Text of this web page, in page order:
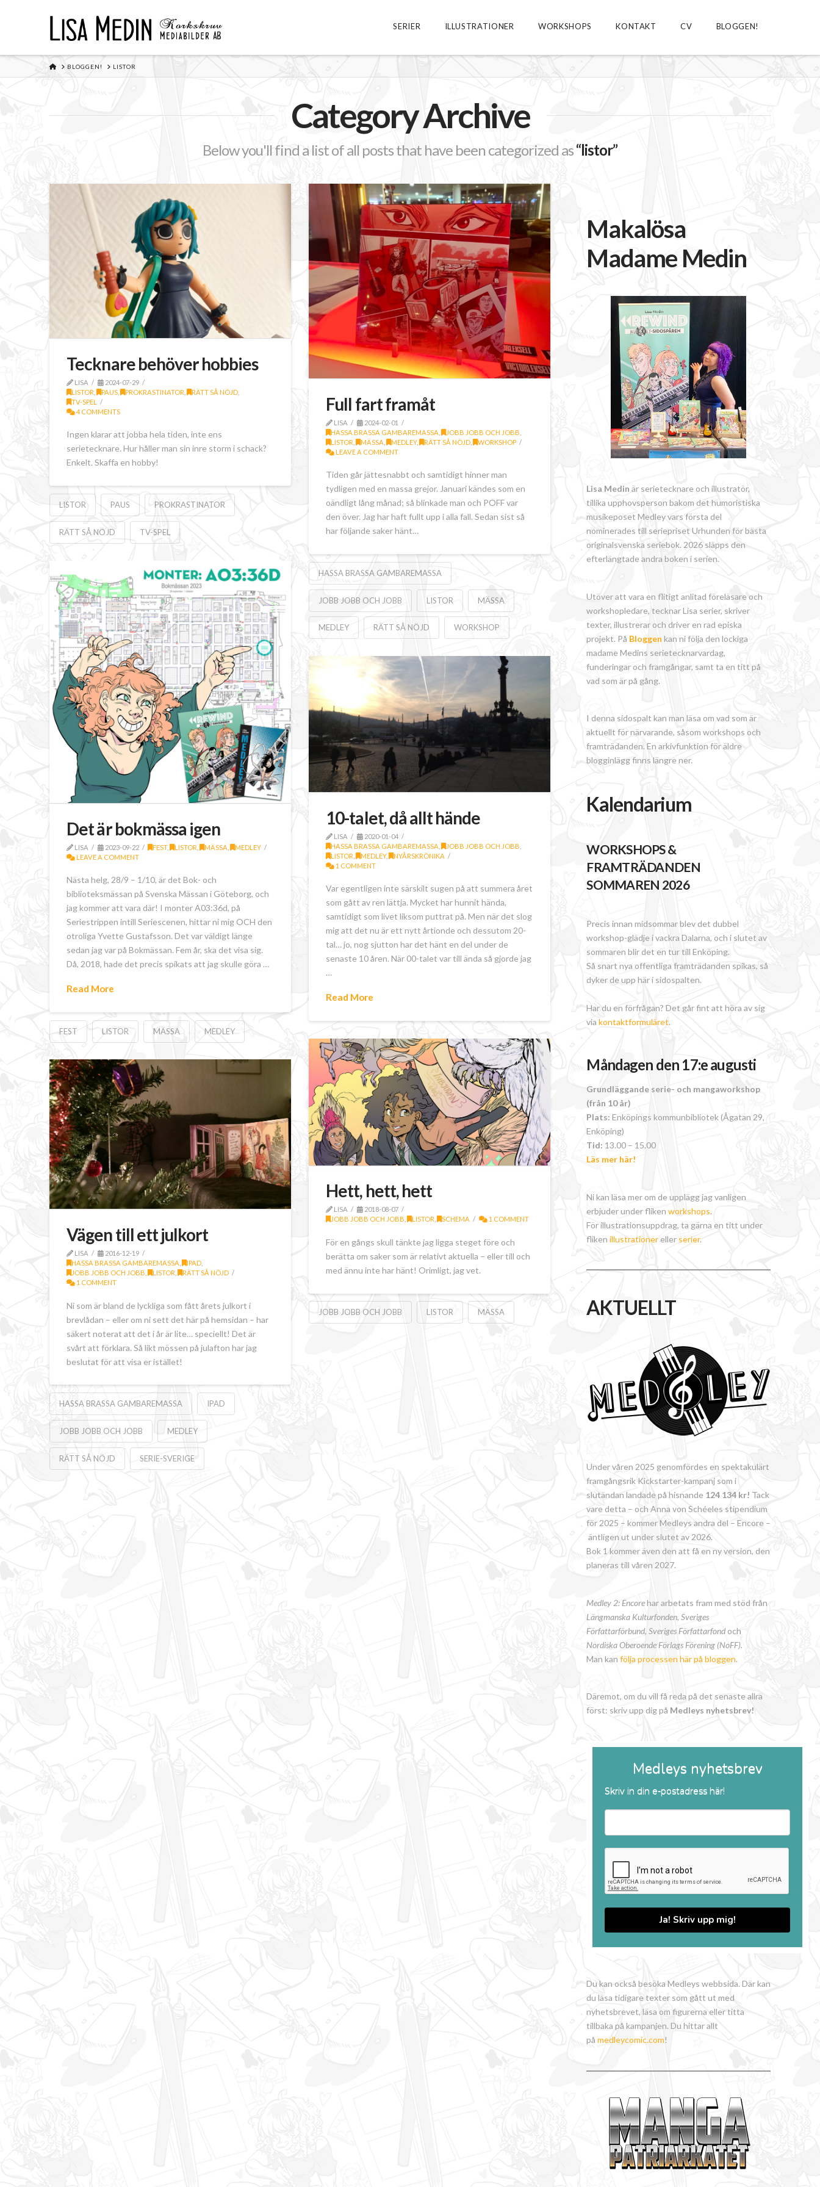
SERIER ILLUSTRATIONER WORKSHOPS KONTAKT CV BLOGGEN!
HOMEBLOGGEN! LISTOR
Category Archive
Below you'll find a list of all posts that have been categorized as“listor”
Tecknare behöver hobbies
LISA
2024-07-29
LISTOR , PAUS , PROKRASTINATOR , RÄTT SÅ NÖJD
TV-SPEL
4 COMMENTS
Ingen klarar att jobba hela tiden, inte ens
serietecknare. Hur håller man sin inre storm i schack?
Enkelt. Skaffa en hobby!
LISTOR PAUS PROKRASTINATOR
RÄTT SÅ NÖJD TV-SPEL
Full fart framåt
LISA
2024-02-01
HASSA BRASSA GAMBAREMASSA , JOBB JOBB OCH JOBB
LISTOR , MÄSSA , MEDLEY, RÄTT SÅ NÖJD ,
WORKSHOP
LEAVE A COMMENT
Tiden går jättesnabbt och samtidigt hinner man
tydligen med en massa grejor. Januari kändes som en
oändligt lång månad; så blinkade man och POFF var
den över. Jag har haft fullt upp i alla fall. Sedan sist så
har följande saker hänt…
HASSA BRASSA GAMBAREMASSA
JOBB JOBB OCH JOBB LISTOR MÄSSA
MEDLEY RÄTT SÅ NÖJD WORKSHOP
Det är bokmässa igen
LISA 2023-09-22 FEST, LISTOR , MÄSSA ,
MEDLEY
LEAVE A COMMENT
Nästa helg, 28/9 – 1/10, är det Bok- och
biblioteksmässan på Svenska Mässan i Göteborg, och
jag kommer att vara där! I monter A03:36d, på
Seriestrippen intill Seriescenen, hittar ni mig OCH den
otroliga Yvette Gustafsson. Det var väldigt länge
sedan jag var på Bokmässan. Fem år, ska det visa sig.
Då, 2018, hade det precis spikats att jag skulle göra …
Read More
FEST LISTOR MÄSSA MEDLEY
10-talet, då allt hände
LISA
2020-01-04
HASSA BRASSA GAMBAREMASSA , JOBB JOBB OCH JOBB
LISTOR , MEDLEY,
NYÅRSKRÖNIKA
1 COMMENT
Var egentligen inte särskilt sugen på att summera året
som gått av ren lättja. Mycket har hunnit hända,
samtidigt som livet liksom puttrat på. Men när det slog
mig att det nu är ett nytt årtionde och dessutom 20-
tal… jo, nog sjutton har det hänt en del under de
senaste 10 åren. När 00-talet var till ända så gjorde jag
…
Read More
Hett, hett, hett
LISA
2018-08-07
JOBB JOBB OCH JOBB
LISTOR SCHEMA 1 COMMENT
För en gångs skull tänkte jag ligga steget före och
berätta om saker som är relativt aktuella – eller till och
med ännu inte har hänt! Orimligt, jag vet.
JOBB JOBB OCH JOBB LISTOR MÄSSA
Vägen till ett julkort
LISA
2016-12-19
HASSA BRASSA GAMBAREMASSA
IPAD
JOBB JOBB OCH JOBB
LISTOR
RÄTT SÅ NÖJD
1 COMMENT
Ni som är bland de lyckliga som fått årets julkort i
brevlådan – eller om ni sett det här på hemsidan – har
säkert noterat att det i år är lite… speciellt! Det är
svårt att förklara. Så likt mössen på julafton har jag
beslutat för att visa er istället!
HASSA BRASSA GAMBAREMASSA IPAD
JOBB JOBB OCH JOBB MEDLEY
RÄTT SÅ NÖJD SERIE-SVERIGE
Makalösa
Madame Medin
Lisa Medin är serietecknare och illustratör,
tillika upphovsperson bakom det humoristiska
musikeposet Medley vars första del
nominerades till seriepriset Urhunden för bästa
originalsvenska seriebok. 2026 släpps den
efterlängtade andra boken i serien.
Utöver att vara en flitigt anlitad föreläsare och
workshopledare, tecknar Lisa serier, skriver
texter, illustrerar och driver en rad episka
projekt. På Bloggen kan ni följa den lockiga
madame Medins serietecknarvardag,
funderingar och framgångar, samt ta en titt på
vad som är på gång.
I denna sidospalt kan man läsa om vad som är
aktuellt för närvarande, såsom workshops och
framträdanden. En arkivfunktion för äldre
blogginlägg finns längre ner.
Kalendarium
WORKSHOPS &
FRAMTRÄDANDEN
SOMMAREN 2026
Precis innan midsommar blev det dubbel
workshop-glädje i vackra Dalarna, och i slutet av
sommaren blir det en tur till Enköping.
Så snart nya offentliga framträdanden spikas, så
dyker de upp här i sidospalten.
Har du en förfrågan? Det går fint att höra av sig
viakontaktformuläret.
Måndagen den 17:e augusti
Grundläggande serie- och mangaworkshop
(från 10 år)
Plats: Enköpings kommunbibliotek (Ågatan 29,
Enköping)
Tid: 13.00 – 15.00
Läs mer här!
Ni kan läsa mer om de upplägg jag vanligen
erbjuder under flikenworkshops.
För illustrationsuppdrag, ta gärna en titt under
flikenillustrationer eller serier.
AKTUELLT
Under våren 2025 genomfördes en spektakulärt
framgångsrik Kickstarter-kampanj som i
slutändan landade på hisnande 124 134 kr! Tack
vare detta – och Anna von Schéeles stipendium
för 2025 – kommer Medleys andra del – Encore –
äntligen ut under slutet av 2026.
Bok 1 kommer även den att få en ny version, den
planeras till våren 2027.
Medley 2: Encorehar arbetats fram med stöd från
Längmanska Kulturfonden, Sveriges
Författarförbund,Sveriges Författarfond och
Nordiska Oberoende Förlags Förening (NoFF).
Man kanfölja processen här på bloggen.
Däremot, om du vill få reda på det senaste allra
först: skriv upp dig på Medleys nyhetsbrev!
Medleys nyhetsbrev
Skriv in din e-postadress här!
Ja! Skriv upp mig!
Du kan också besöka Medleys webbsida. Där kan
du läsa tidigare texter som gått ut med
nyhetsbrevet, läsa om figurerna eller titta
tillbaka på kampanjen. Du hittar allt
påmedleycomic.com!